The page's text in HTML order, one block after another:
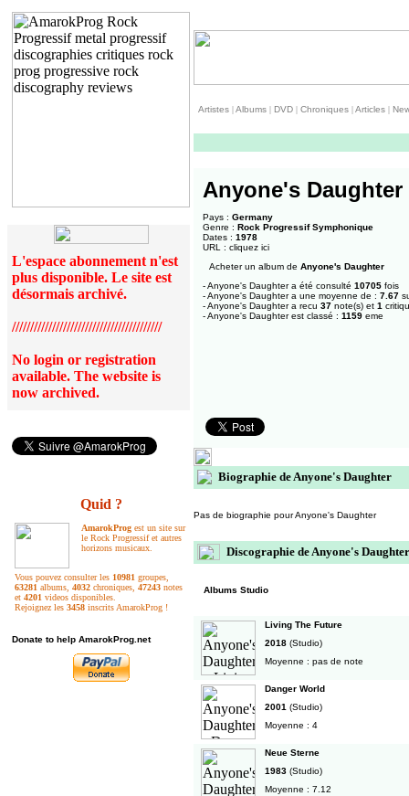
L'espace abonnement n'est
plus disponible. Le site est
désormais archivé.
/////////////////////////////////////////
No login or registration
available. The website is
now archived.
Quid ?
AmarokProg est un site sur
le Rock Progressif et autres
horizons musicaux.
Vous pouvez consulter les 10981 groupes,
63281 albums, 4032 chroniques, 47243 notes
et 4201 videos disponibles.
Rejoignez les 3458 inscrits AmarokProg !
Donate to help AmarokProg.net
Artistes |Albums | DVD | Chroniques |Articles |
Anyone's Daughter
Pays : Germany
Genre : Rock Progressif Symphonique
Dates : 1978
URL : cliquez ici
Acheter un album de Anyone's Daughter
- Anyone's Daughter a été consulté 10705 fois
- Anyone's Daughter a une moyenne de : 7.67
- Anyone's Daughter a recu 37 note(s) et 1
- Anyone's Daughter est classé : 1159 eme
Biographie de Anyone's Daughter
Pas de biographie pour Anyone's Daughter
Discographie de Anyone's Daughter
Albums Studio
Living The Future
2018 (Studio)
Moyenne : pas de note
Danger World
2001 (Studio)
Moyenne : 4
Neue Sterne
1983 (Studio)
Moyenne : 7.12